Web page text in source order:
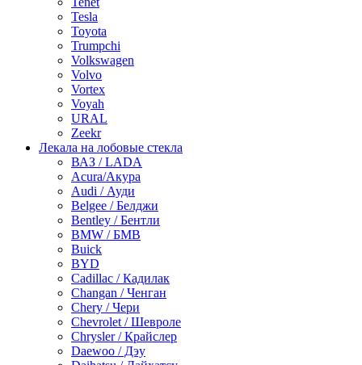
Tesla
Toyota
Trumpchi
Volkswagen
Volvo
Vortex
Voyah
URAL
Zeekr
Лекала на лобовые стекла
ВАЗ / LADA
Acura/Акура
Audi / Ауди
Belgee / Белджи
Bentley / Бентли
BMW / БМВ
Buick
BYD
Cadillac / Кадилак
Changan / Ченган
Chery / Чери
Chevrolet / Шевроле
Chrysler / Крайслер
Daewoo / Дэу